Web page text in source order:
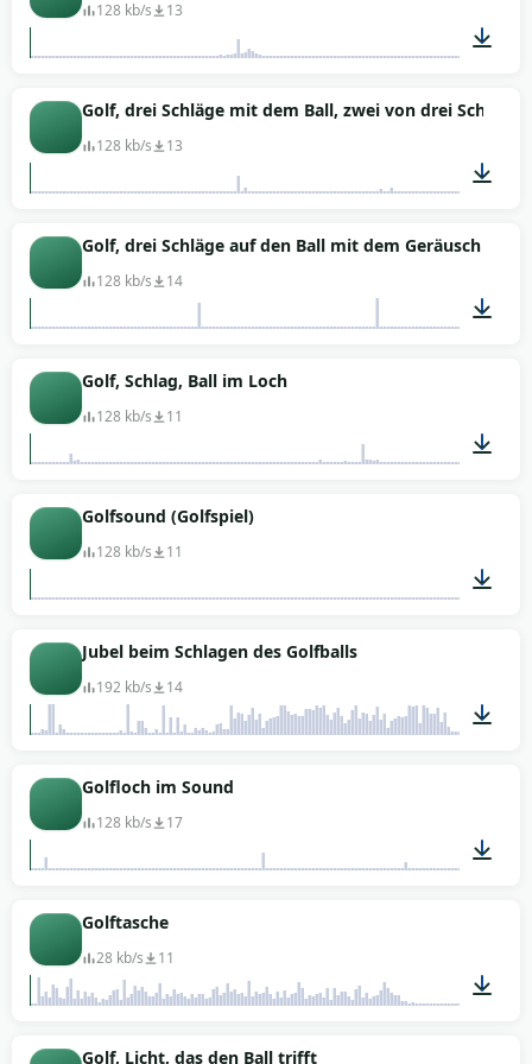
128 kb/s 13
00:24
Golf, drei Schläge mit dem Ball, zwei von drei
128 kb/s 13
00:15
Golf, drei Schläge auf den Ball mit dem Geräusch von
128 kb/s 14
Golf, Schlag, Ball im Loch
128 kb/s 11
Golfsound (Golfspiel)
128 kb/s 11
Jubel beim Schlagen des Golfballs
192 kb/s 14
Golfloch im Sound
128 kb/s 17
Golftasche
28 kb/s 11
Golf, Licht, das den Ball trifft